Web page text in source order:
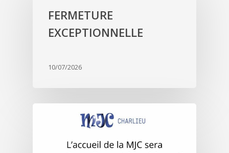
FERMETURE
EXCEPTIONNELLE
10/07/2026